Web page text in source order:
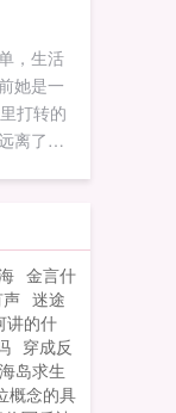
，生活
她是一
打转的
离了，
个飞行
着的，
情景一
刚到货
少钱？
？老
金言什
迷途
讲的什
穿成反
岛求生
概念的具